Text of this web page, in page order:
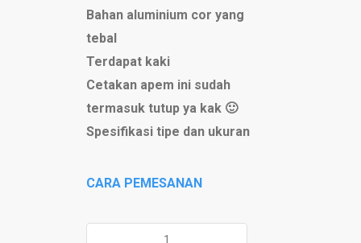
Bahan aluminium cor yang
tebal
Terdapat kaki
Cetakan apem ini sudah
termasuk tutup ya kak 🙂
Spesifikasi tipe dan ukuran
CARA PEMESANAN